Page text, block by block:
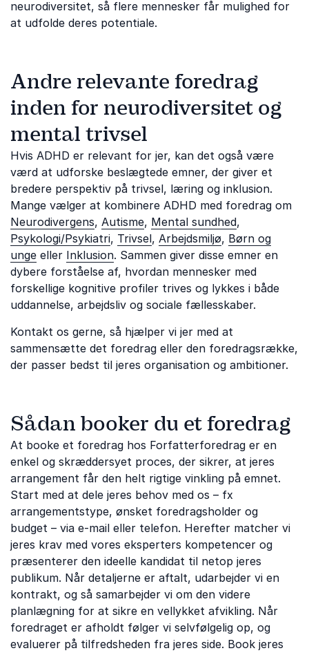
neurodiversitet, så flere mennesker får mulighed for
at udfolde deres potentiale.
Andre relevante foredrag
inden for neurodiversitet og
mental trivsel
Hvis ADHD er relevant for jer, kan det også være
værd at udforske beslægtede emner, der giver et
bredere perspektiv på trivsel, læring og inklusion.
Mange vælger at kombinere ADHD med foredrag om
Neurodivergens, Autisme, Mental sundhed,
Psykologi/Psykiatri, Trivsel, Arbejdsmiljø, Børn og
unge eller Inklusion. Sammen giver disse emner en
dybere forståelse af, hvordan mennesker med
forskellige kognitive profiler trives og lykkes i både
uddannelse, arbejdsliv og sociale fællesskaber.
Kontakt os gerne, så hjælper vi jer med at
sammensætte det foredrag eller den foredragsrække,
der passer bedst til jeres organisation og ambitioner.
Sådan booker du et foredrag
At booke et foredrag hos Forfatterforedrag er en
enkel og skræddersyet proces, der sikrer, at jeres
arrangement får den helt rigtige vinkling på emnet.
Start med at dele jeres behov med os – fx
arrangementstype, ønsket foredragsholder og
budget – via e-mail eller telefon. Herefter matcher vi
jeres krav med vores eksperters kompetencer og
præsenterer den ideelle kandidat til netop jeres
publikum. Når detaljerne er aftalt, udarbejder vi en
kontrakt, og så samarbejder vi om den videre
planlægning for at sikre en vellykket afvikling. Når
foredraget er afholdt følger vi selvfølgelig op, og
evaluerer på tilfredsheden fra jeres side. Book jeres